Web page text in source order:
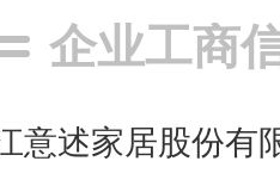
企业工商
意述家居股份有